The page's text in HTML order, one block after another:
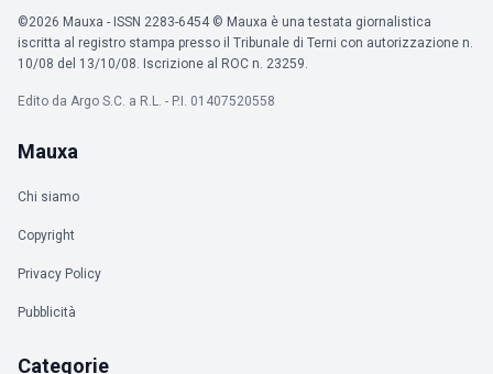
©2026 Mauxa - ISSN 2283-6454 © Mauxa è una testata giornalistica
iscritta al registro stampa presso il Tribunale di Terni con autorizzazione n.
10/08 del 13/10/08. Iscrizione al ROC n. 23259.
Edito da Argo S.C. a R.L. - P.I. 01407520558
Mauxa
Chi siamo
Copyright
Privacy Policy
Pubblicità
Categorie